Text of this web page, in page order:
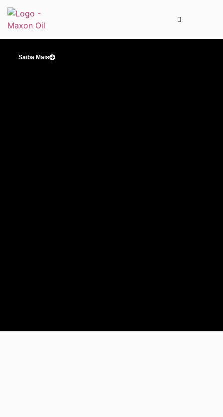
Saiba Mais